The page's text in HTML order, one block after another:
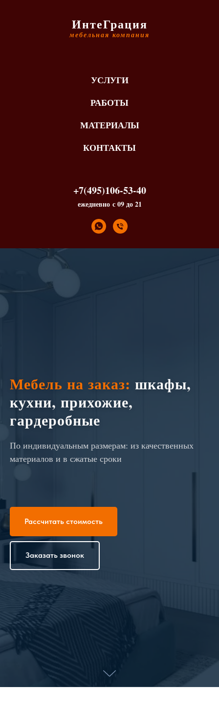
ИнтеГрация
мебельная компания
УСЛУГИ
РАБОТЫ
МАТЕРИАЛЫ
КОНТАКТЫ
+7(495)106-53-40
ежедневно с 09 до 21
Мебель на заказ: шкафы,
кухни, прихожие,
гардеробные
По индивидуальным размерам: из качественных
материалов и в сжатые сроки
Рассчитать стоимость
Заказать звонок